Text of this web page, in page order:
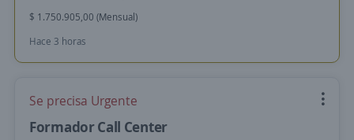
$ 1.750.905,00 (Mensual)
Hace 3 horas
Se precisa Urgente
Formador Call Center